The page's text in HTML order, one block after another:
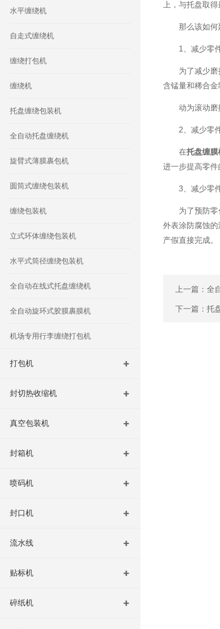
水平缠绕机
自走式缠绕机
缠绕打包机
缠绕机
托盘缠绕包装机
全自动托盘缠绕机
旋臂式薄膜裹包机
圆筒式缠绕包装机
缠绕包装机
立式环体缠绕包装机
水平式筒径缠绕包装机
全自动在线式托盘缠绕机
全自动旋环式胶膜裹膜机
机场专用行李缠绕打包机
打包机
封切热收缩机
真空包装机
封箱机
喷码机
封口机
流水线
贴标机
碎纸机
上，与托盘取
那么该如何延
1、减少零件
为了减少磨损
含锰量和稀合
动为滚动磨
2、减少零件
在托盘缠膜
进一步提高零
3、减少零件
为了预防零件
外表涂防腐蚀
产假直接完成。
上一篇： 全
下一篇： 托